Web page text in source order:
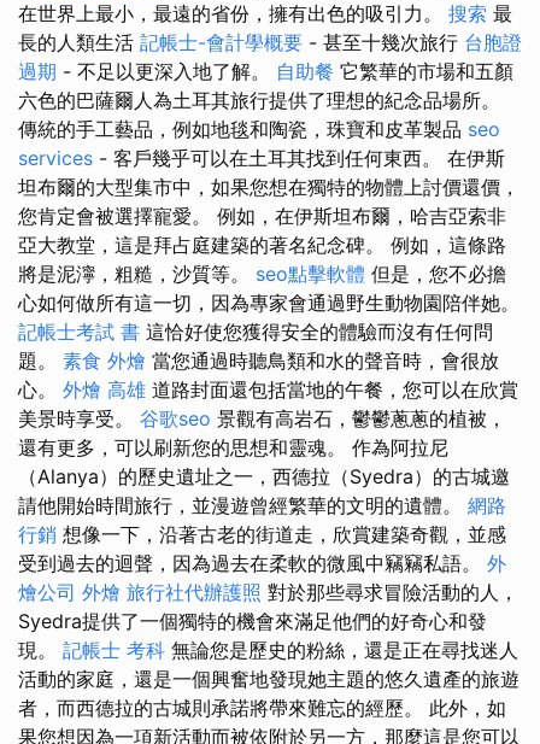
在世界上最小，最遠的省份，擁有出色的吸引力。 搜索 最
長的人類生活 記帳士-會計學概要 - 甚至十幾次旅行 台胞證
過期 - 不足以更深入地了解。 自助餐 它繁華的市場和五顏
六色的巴薩爾人為土耳其旅行提供了理想的紀念品場所。
傳統的手工藝品，例如地毯和陶瓷，珠寶和皮革製品 seo
services - 客戶幾乎可以在土耳其找到任何東西。 在伊斯
坦布爾的大型集市中，如果您想在獨特的物體上討價還價，
您肯定會被選擇寵愛。 例如，在伊斯坦布爾，哈吉亞索非
亞大教堂，這是拜占庭建築的著名紀念碑。 例如，這條路
將是泥濘，粗糙，沙質等。 seo點擊軟體 但是，您不必擔
心如何做所有這一切，因為專家會通過野生動物園陪伴她。
記帳士考試 書 這恰好使您獲得安全的體驗而沒有任何問
題。 素食 外燴 當您通過時聽鳥類和水的聲音時，會很放
心。 外燴 高雄 道路封面還包括當地的午餐，您可以在欣賞
美景時享受。 谷歌seo 景觀有高岩石，鬱鬱蔥蔥的植被，
還有更多，可以刷新您的思想和靈魂。 作為阿拉尼
（Alanya）的歷史遺址之一，西德拉（Syedra）的古城邀
請他開始時間旅行，並漫遊曾經繁華的文明的遺體。 網路
行銷 想像一下，沿著古老的街道走，欣賞建築奇觀，並感
受到過去的迴聲，因為過去在柔軟的微風中竊竊私語。 外
燴公司 外燴 旅行社代辦護照 對於那些尋求冒險活動的人，
Syedra提供了一個獨特的機會來滿足他們的好奇心和發
現。 記帳士 考科 無論您是歷史的粉絲，還是正在尋找迷人
活動的家庭，還是一個興奮地發現她主題的悠久遺產的旅遊
者，而西德拉的古城則承諾將帶來難忘的經歷。 此外，如
果您想因為一項新活動而被依附於另一方，那麼這是您可以